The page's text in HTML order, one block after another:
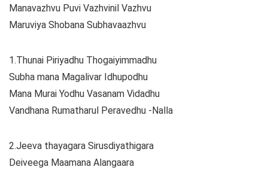
Manavazhvu Puvi Vazhvinil Vazhvu
Maruviya Shobana Subhavaazhvu
1.Thunai Piriyadhu Thogaiyimmadhu
Subha mana Magalivar Idhupodhu
Mana Murai Yodhu Vasanam Vidadhu
Vandhana Rumatharul Peravedhu -Nalla
2.Jeeva thayagara Sirusdiyathigara
Deiveega Maamana Alangaara